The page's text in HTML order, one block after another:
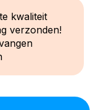
kwaliteit
verzonden!